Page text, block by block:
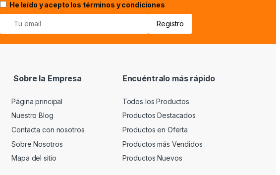
He leído y acepto los términos y condiciones
Sobre la Empresa
Página principal
Nuestro Blog
Contacta con nosotros
Sobre Nosotros
Mapa del sitio
Encuéntralo más rápido
Todos los Productos
Productos Destacados
Productos en Oferta
Productos más Vendidos
Productos Nuevos